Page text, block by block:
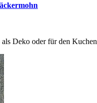
Deko oder für den Kuchen